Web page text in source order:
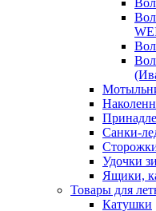
Санки-
Удочки
Ящики,
Товары для
Катушки